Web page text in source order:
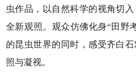
虫作品，以自然科学的视角切
全新观照。观众仿佛化身“田野
的昆虫世界的同时，感受齐白
照与凝视。